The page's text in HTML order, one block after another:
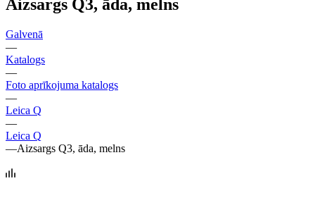
Aizsargs Q3, āda, melns
Galvenā
—
Katalogs
—
Foto aprīkojuma katalogs
—
Leica Q
—
Leica Q
—Aizsargs Q3, āda, melns